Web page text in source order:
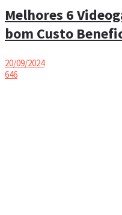
Melhores 6
bom Custo
20/09/2024
646